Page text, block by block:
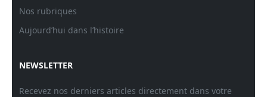
Nos rubriques
Aujourd’hui dans l’histoire
NEWSLETTER
Recevez nos derniers articles directement dans votre